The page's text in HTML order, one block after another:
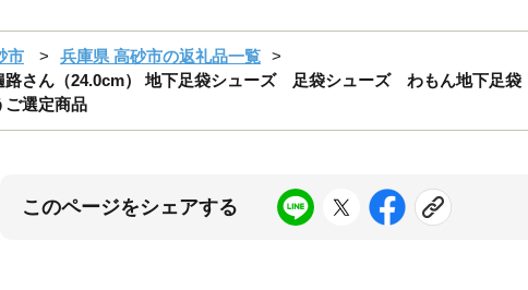
市
兵庫県 高砂市の返礼品一覧
さん（24.0cm） 地下足袋シューズ 足袋シューズ わもん地下足
選定商品
このページをシェアする